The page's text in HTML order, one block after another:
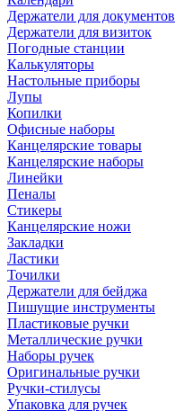
Держатели для документов
Держатели для визиток
Погодные станции
Калькуляторы
Настольные приборы
Лупы
Копилки
Офисные наборы
Канцелярские товары
Канцелярские наборы
Линейки
Пеналы
Стикеры
Канцелярские ножи
Закладки
Ластики
Точилки
Держатели для бейджа
Пишущие инструменты
Пластиковые ручки
Металлические ручки
Наборы ручек
Оригинальные ручки
Ручки-стилусы
Упаковка для ручек